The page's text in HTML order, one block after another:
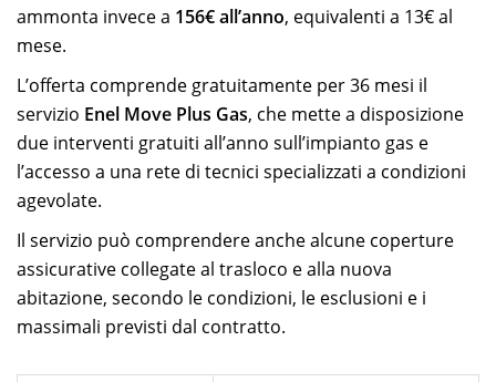
ammonta invece a 156€ all’anno, equivalenti a 13€ al
mese.
L’offerta comprende gratuitamente per 36 mesi il
servizio Enel Move Plus Gas, che mette a disposizione
due interventi gratuiti all’anno sull’impianto gas e
l’accesso a una rete di tecnici specializzati a condizioni
agevolate.
Il servizio può comprendere anche alcune coperture
assicurative collegate al trasloco e alla nuova
abitazione, secondo le condizioni, le esclusioni e i
massimali previsti dal contratto.